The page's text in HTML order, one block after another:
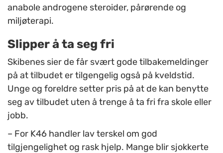
anabole androgene steroider, pårørende og
miljøterapi.
Slipper å ta seg fri
Skibenes sier de får svært gode tilbakemeldinger
på at tilbudet er tilgengelig også på kveldstid.
Unge og foreldre setter pris på at de kan benytte
seg av tilbudet uten å trenge å ta fri fra skole eller
jobb.
– For K46 handler lav terskel om god
tilgjengelighet og rask hjelp. Mange blir sjokkerte